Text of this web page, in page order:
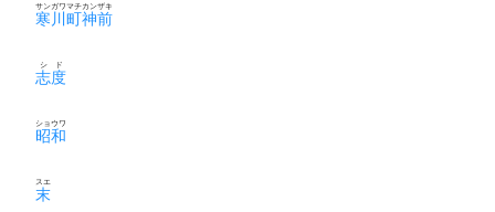
寒川町神前
サンガワマチカンザキ
志度
シド
昭和
ショウワ
末
スエ